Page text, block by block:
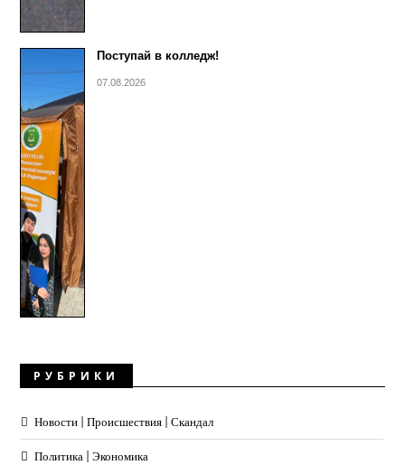
Поступай в колледж!
07.08.2026
РУБРИКИ
Новости | Происшествия | Скандал
Политика | Экономика